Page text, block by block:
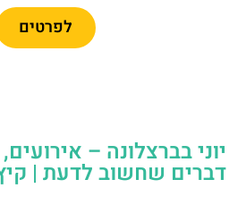
לפרטים
יוני בברצלונה –
דברים שחשוב לדעת |